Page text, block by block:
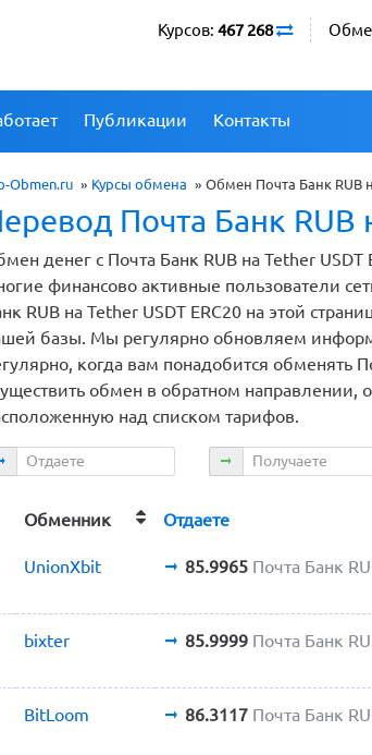
Курсов: 467 268
Публикации Контакты
Obmen.ru » Курсы обмена » Обмен Почта Банк RUB
Почта Банк RUB
денег с Почта Банк RUB на Tether
финансово активные пользователи
RUB на Tether USDT ERC20 на этой
базы. Мы регулярно обновляем
когда вам понадобится обменять
обмен в обратном направлении,
над списком тарифов.
Получаете
Обменник Отдаете
UnionXbit 85.9965 Почта Банк
bixter 85.9999 Почта Банк
BitLoom 86.3117 Почта Банк